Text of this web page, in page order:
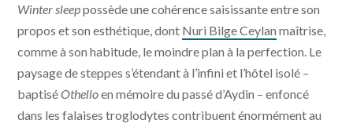
Winter sleeppossède une cohérence saisissante entre son
propos et son esthétique, dont Nuri Bilge Ceylan maîtrise,
comme à son habitude, le moindre plan à la perfection. Le
paysage de steppes s’étendant à l’infini et l’hôtel isolé –
baptiséOthelloen mémoire du passé d’Aydin – enfoncé
dans les falaises troglodytes contribuent énormément au